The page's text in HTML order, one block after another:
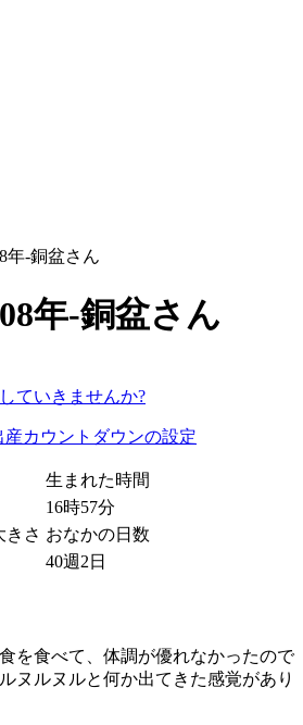
年-銅盆さん
年-銅盆さん
ていきませんか?
カウントダウンの設定
生まれた時間
16時57分
きさ おなかの日数
40週2日
を食べて、体調が優れなかったので
ヌルヌルと何か出てきた感覚があり